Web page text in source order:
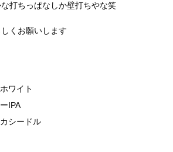
打ちっぱなしか壁打ちやな笑
くお願いします
ワイト
IPA
シードル